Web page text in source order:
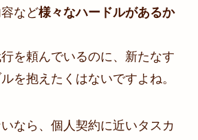
など様々なハードルがあるか
を頼んでいるのに、新たなす
を抱えたくはないですよね。
なら、個人契約に近いタスカ